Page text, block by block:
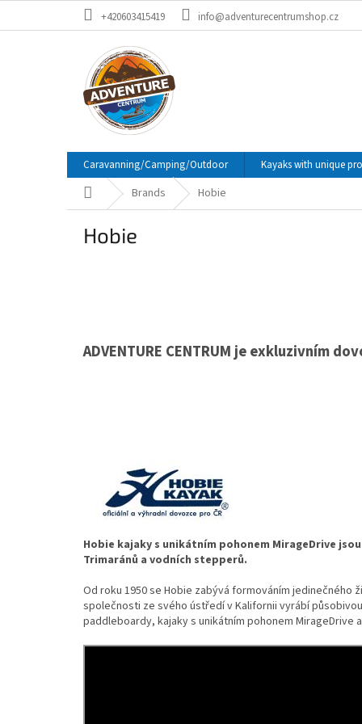
+420603415419 info@adventurecentrumshop.cz
Caravanning/Camping/Outdoor Kayaks with unique
Home Brands Hobie
Hobie
ADVENTURE CENTRUM je exkluzivním
Hobie kajaky s unikátním pohonem MirageDrive
Trimaránů a vodních stepperů.
Od roku 1950 se Hobie zabývá formováním
společnosti ze svého ústředí v Kalifornii vyrábí
paddleboardy, kajaky s unikátním pohonem MirageDrive